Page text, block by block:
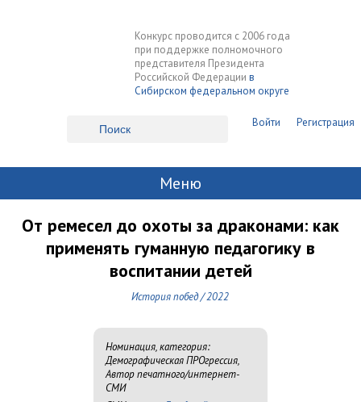
Конкурс проводится с 2006 года
при поддержке полномочного
представителя Президента
Российской Федерации в
Сибирском федеральном округе
Войти Регистрация
Меню
От ремесел до охоты за драконами: как
применять гуманную педагогику в
воспитании детей
История побед/ 2022
Номинация, категория:
Демографическая ПРОгрессия,
Автор печатного/интернет-
СМИ